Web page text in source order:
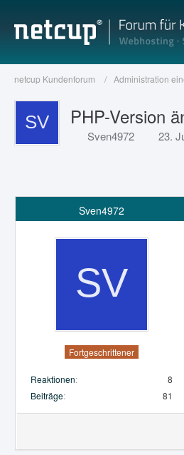
netcup Kundenforum Administration
PHP-Version
Sven4972 23.
Sven4972
Fortgeschrittener
Reaktionen
8
Beiträge
81